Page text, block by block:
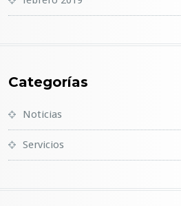
Categorías
Noticias
Servicios